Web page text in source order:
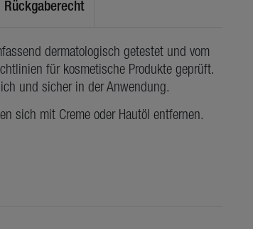
Rückgaberecht
dermatologisch getestet und vom
für kosmetische Produkte geprüft.
und sicher in der Anwendung.
sich mit Creme oder Hautöl entfernen.